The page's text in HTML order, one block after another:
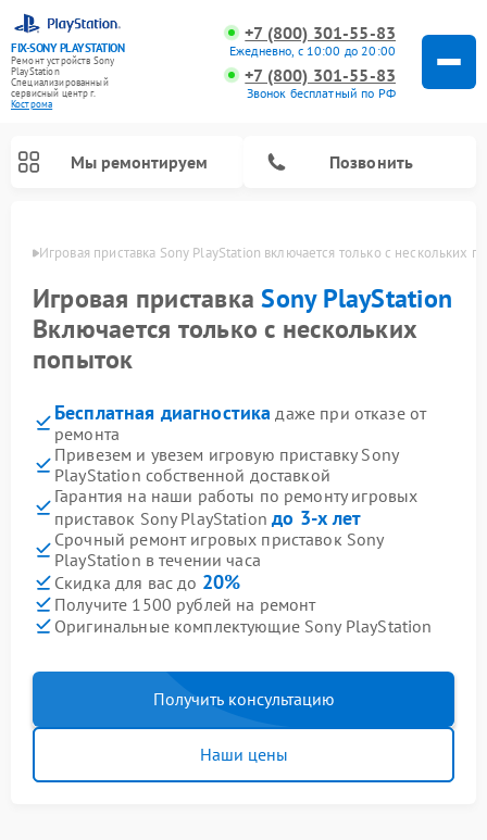
FIX-SONY PLAYSTATION
Ремонт устройств Sony
PlayStation
Специализированный
cервисный центр г.
Кострома
+7 (800) 301-55-83
Ежедневно, с 10:00 до 20:00
+7 (800) 301-55-83
Звонок бесплатный по РФ
Мы ремонтируем Позвонить
Игровая приставка Sony PlayStation включается только с нескольких
Игровая приставкаSony PlayStation
Включается только с нескольких
попыток
Бесплатная диагностика даже при отказе от
ремонта
Привезем и увезем игровую приставку Sony
PlayStation собственной доставкой
Гарантия на наши работы по ремонту игровых
приставок Sony PlayStationдо 3-х лет
Срочный ремонт игровых приставок Sony
PlayStation в течении часа
Скидка для вас до 20%
Получите 1500 рублей на ремонт
Оригинальные комплектующие Sony PlayStation
Получить консультацию
Наши цены